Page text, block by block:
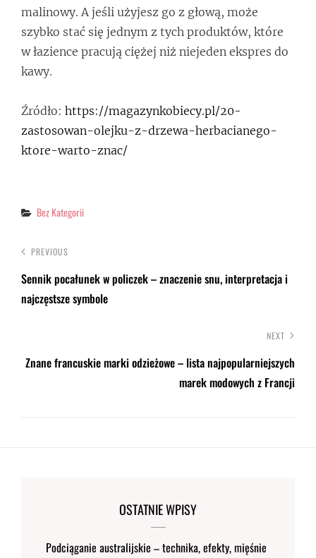
malinowy. A jeśli użyjesz go z głową, może
szybko stać się jednym z tych produktów, które
w łazience pracują ciężej niż niejeden ekspres do
kawy.
Źródło: https://magazynkobiecy.pl/20-
zastosowan-olejku-z-drzewa-herbacianego-
ktore-warto-znac/
Categories
Bez Kategorii
PREVIOUS
Sennik pocałunek w policzek – znaczenie snu, interpretacja i
najczęstsze symbole
NEXT
Znane francuskie marki odzieżowe – lista najpopularniejszych
marek modowych z Francji
OSTATNIE WPISY
Podciąganie australijskie – technika, efekty, mięśnie